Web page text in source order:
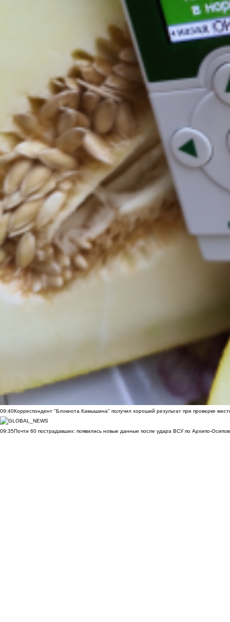
09:40Корреспондент "Блокнота Камышина" получил хороший результат при проверке
09:35Почти 60 пострадавших: появились новые данные после удара ВСУ по Архипо-